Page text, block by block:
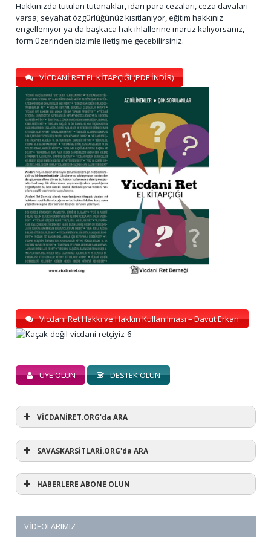
Hakkınızda tutulan tutanaklar, idari para cezaları, ceza davaları
varsa; seyahat özgürlüğünüz kısıtlanıyor, eğitim hakkınız
engelleniyor ya da başkaca hak ihlallerine maruz kalıyorsanız,
form üzerinden bizimle iletişime geçebilirsiniz.
VİCDANİ RET EL KİTAPÇIĞI (PDF İNDİR)
Vicdani Ret Hakkı ve Hakkın Kullanılması – Davut Erkan
ÜYE OLUN DESTEK OLUN
VİCDANİRET.ORG'da ARA
SAVASKARSİTLARİ.ORG'da ARA
HABERLERE ABONE OLUN
VIDEOLARIMIZ